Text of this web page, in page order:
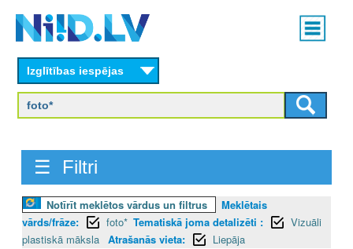
content
Main
menu
Izglītības iespējas
☰ Filtri
Notīrīt meklētos vārdus un filtrus
Meklētais
vārds/frāze:
foto* Tematiskā joma detalizēti :
Vizuāli
plastiskā māksla Atrašanās vieta: Liepāja